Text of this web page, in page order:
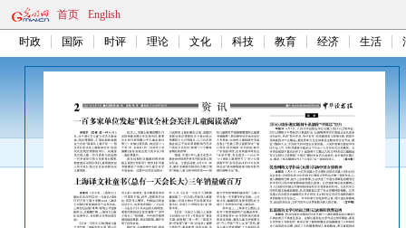
首页 English
时政 国际 时评 理论 文化 科技 教育 经济 生活